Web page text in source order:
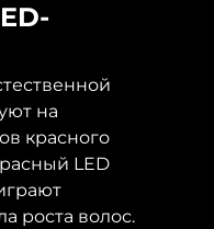
на
красного
LED
роста волос.